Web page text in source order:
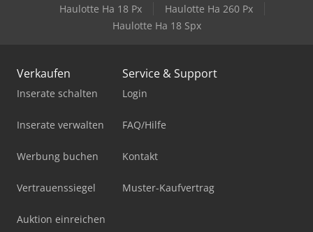
Haulotte Ha 18 Px
Haulotte Ha 260 Px
Haulotte Ha 18 Spx
Verkaufen
Inserate schalten
Inserate verwalten
Werbung buchen
Vertrauenssiegel
Auktion einreichen
Service & Support
Login
FAQ/Hilfe
Kontakt
Muster-Kaufvertrag